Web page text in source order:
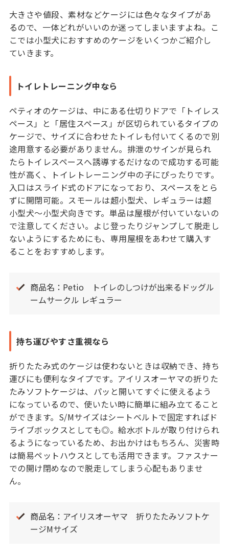
大きさや値段、素材などケージには色々なタイプがあ
るので、一体どれがいいのか迷ってしまいますよね。こ
こでは小型犬におすすめのケージをいくつかご紹介し
ていきます。
トイレトレーニング中なら
ペティオのケージは、中にある仕切りドアで「トイレス
ペース」と「居住スペース」が区切られているタイプの
ケージで、サイズに合わせたトイレも付いてくるので別
途用意する必要がありません。排泄のサインが見られ
たらトイレスペースへ誘導するだけなので成功する可能
性が高く、トイレトレーニング中の子にぴったりです。
入口はスライド式のドアになっており、スペースをとら
ずに開閉可能。スモールは超小型犬、レギュラーは超
小型犬～小型犬向きです。単品は屋根が付いていないの
で注意してください。よじ登ったりジャンプして脱走し
ないようにするためにも、専用屋根をあわせて購入す
ることをおすすめします。
商品名：Petio トイレのしつけが出来るドッグル
ームサークル レギュラー
持ち運びやすさ重視なら
折りたたみ式のケージは使わないときは収納でき、持ち
運びにも便利なタイプです。アイリスオーヤマの折りた
たみソフトケージは、パッと開いてすぐに使えるよう
になっているので、使いたい時に簡単に組み立てること
ができます。S/Mサイズはシートベルトで固定すればド
ライブボックスとしても◎。給水ボトルが取り付けられ
るようになっているため、お出かけはもちろん、災害時
は簡易ペットハウスとしても活用できます。ファスナー
での開け閉めなので脱走してしまう心配もありませ
ん。
商品名：アイリスオーヤマ 折りたたみソフトケ
ージMサイズ